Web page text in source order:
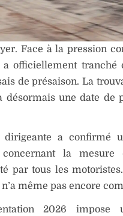
Face à la pression
officiellement tranché
de présaison. La
désormais une date de
dirigeante a confirmé
concernant la
par tous les
même pas encore
2026 impose